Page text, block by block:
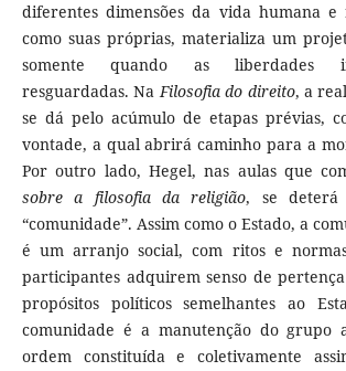
diferentes dimensões da vida humana e
como suas próprias, materializa um
somente quando as liberdades
resguardadas. NaFilosofia do direito, a
se dá pelo acúmulo de etapas prévias,
vontade, a qual abrirá caminho para a
Por outro lado, Hegel, nas aulas que
sobre a filosofia da religião, se deterá
“comunidade”. Assim como o Estado, a
é um arranjo social, com ritos e
participantes adquirem senso de
propósitos políticos semelhantes ao
comunidade é a manutenção do
ordem constituída e coletivamente